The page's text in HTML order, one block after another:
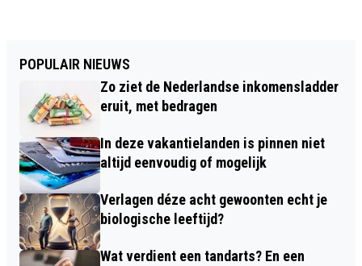
POPULAIR NIEUWS
Zo ziet de Nederlandse inkomensladder
eruit, met bedragen
In deze vakantielanden is pinnen niet
altijd eenvoudig of mogelijk
Verlagen déze acht gewoonten echt je
biologische leeftijd?
Wat verdient een tandarts? En een